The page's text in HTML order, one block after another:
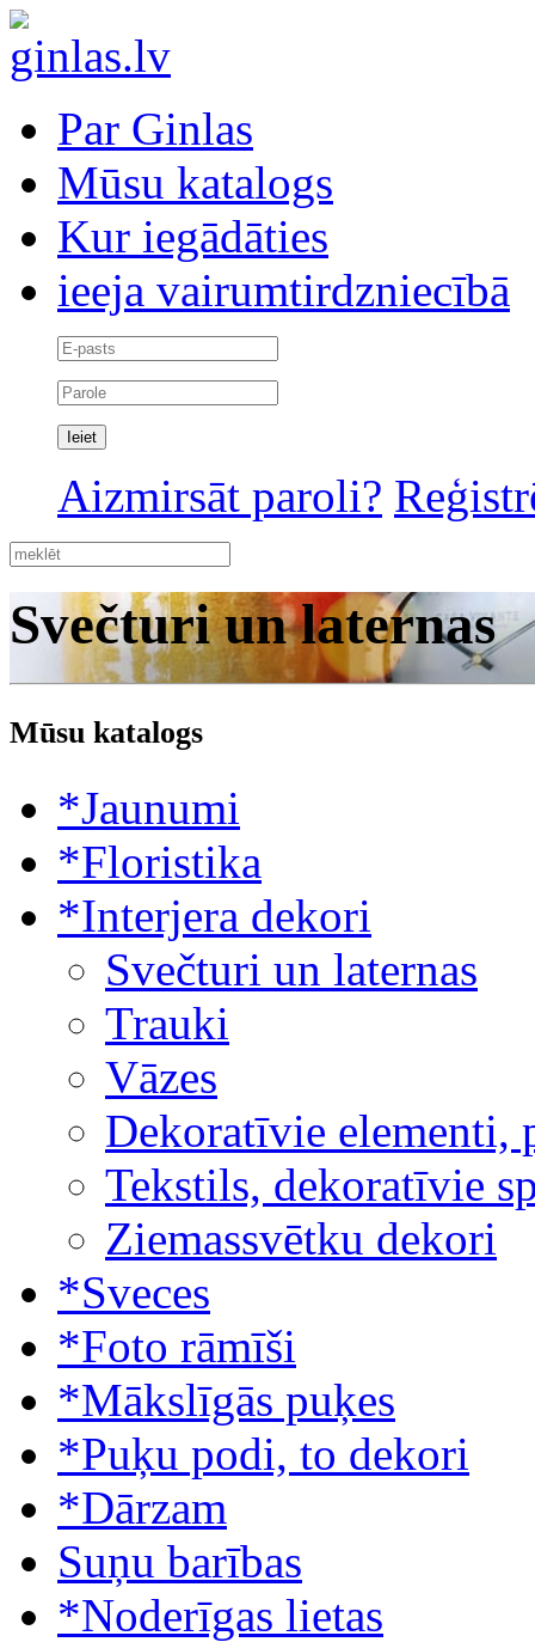
Par Ginlas
Mūsu katalogs
Kur iegādāties
ieeja vairumtirdzniecībā
Aizmirsāt paroli?
Svečturi un laternas
Mūsu katalogs
*Jaunumi
*Floristika
*Interjera dekori
Svečturi un laternas
Trauki
Vāzes
Dekoratīvie elementi,
Tekstils, dekoratīvie
Ziemassvētku dekori
*Sveces
*Foto rāmīši
*Mākslīgās puķes
*Puķu podi, to dekori
*Dārzam
Suņu barības
*Noderīgas lietas